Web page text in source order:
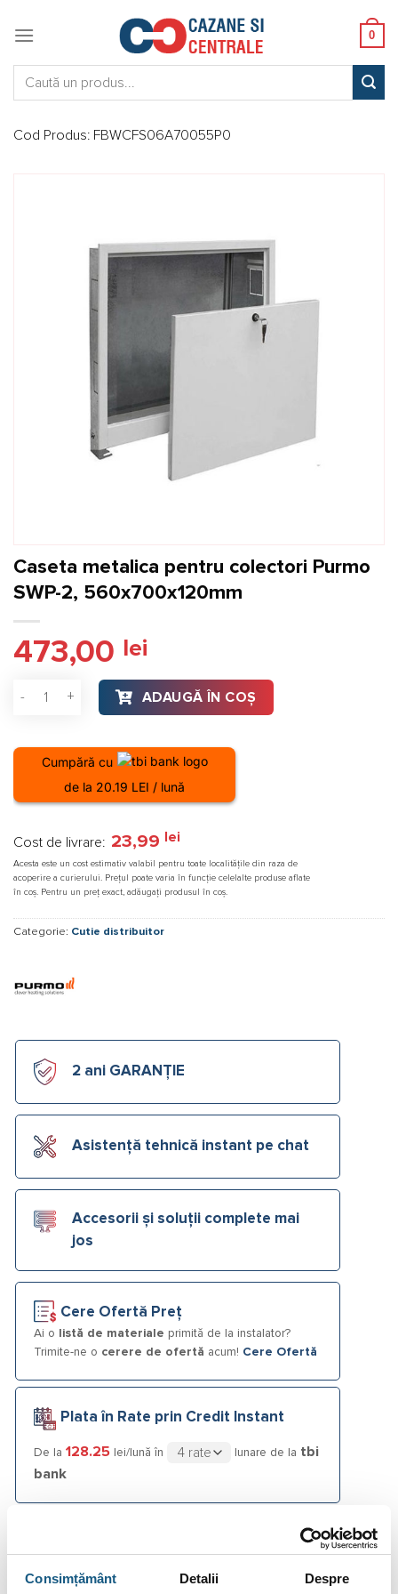
Consimțământ Detalii Despre
0
Cod Produs: FBWCFS06A70055P0
Caseta metalica pentru colectori Purmo
SWP-2, 560x700x120mm
473,00 lei
Cantitate Caseta metalica pentru colectori Purmo SWP-2,
ADAUGĂ ÎN COȘ
Cumpără cu
de la 20.19 LEI / lună
Cost de livrare: 23,99 lei
Acesta este un cost estimativ valabil pentru toate localitățile din raza de
acoperire a curierului. Prețul poate varia în funcție celelalte produse aflate
în coș. Pentru un preț exact, adăugați produsul în coș.
Categorie: Cutie distribuitor
2 ani GARANȚIE
Asistență tehnică instant pe chat
Accesorii și soluții complete mai
jos
Cere Ofertă Preț
Ai o listă de materiale primită de la instalator?
Trimite-ne o cerere de ofertă acum! Cere Ofertă
Plata în Rate prin Credit Instant
De la 128.25 lei/lună în lunare de la tbi
bank
Fotografiile produselor au caracter informativ și pot
conține accesorii neincluse în pachetele standard. De
asemenea, unele specificații pot fi modificate de către
producător fără preaviz sau pot conține erori de operare.